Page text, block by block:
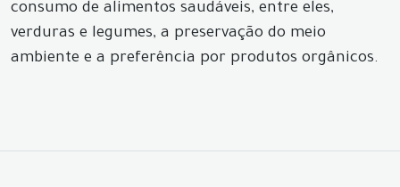
consumo de alimentos saudáveis, entre eles,
verduras e legumes, a preservação do meio
ambiente e a preferência por produtos orgânicos.